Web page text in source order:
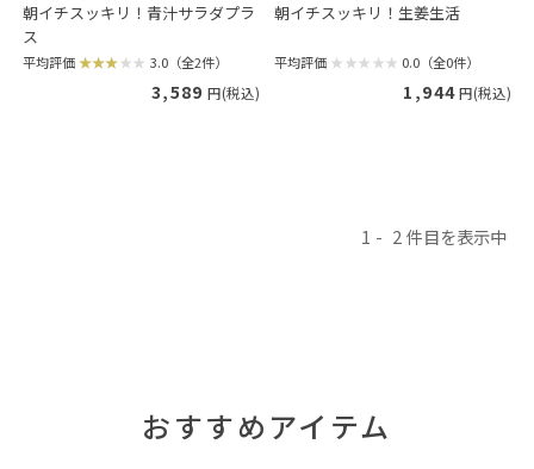
朝イチスッキリ！青汁サラダプラ
ス
平均評価 3.0（全2件）
3,589 円(税込)
朝イチスッキリ！生姜生活
平均評価 0.0（全0件）
1,944 円(税込)
1 2
おすすめアイテム